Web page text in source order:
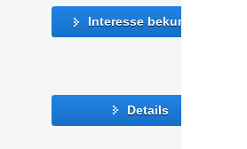
Interesse bekunden
Details